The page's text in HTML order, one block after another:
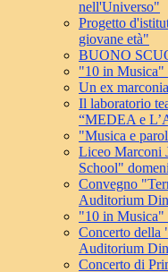
nell'Universo"
Progetto
giovane età"
BUONO
"10 in Musica"
Un ex
Il laboratorio
“MEDEA e
"Musica e
Liceo Marconi
School"
Convegno
Auditorium
"10 in Musica"
Concerto
Auditorium
Concerto di